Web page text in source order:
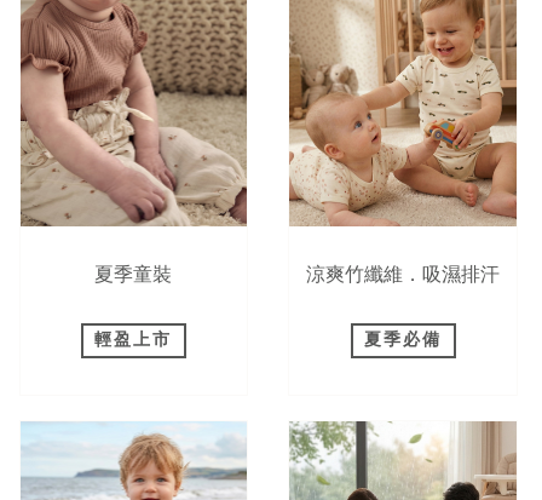
夏季童裝
輕盈上市
涼爽竹纖維．吸濕排汗
夏季必備